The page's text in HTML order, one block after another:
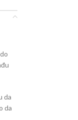
da
da